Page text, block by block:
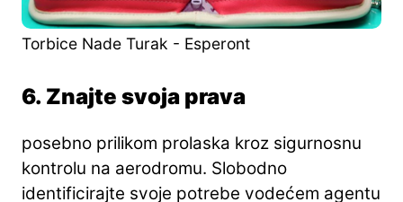
Torbice Nade Turak - Esperont
6. Znajte svoja prava
posebno prilikom prolaska kroz sigurnosnu
kontrolu na aerodromu. Slobodno
identificirajte svoje potrebe vodećem agentu